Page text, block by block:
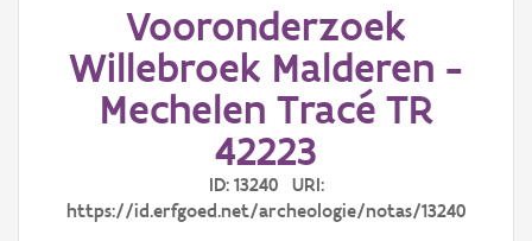
Vooronderzoek
Willebroek Malderen -
Mechelen Tracé TR
42223
ID: 13240 URI:
https://id.erfgoed.net/archeologie/notas/13240